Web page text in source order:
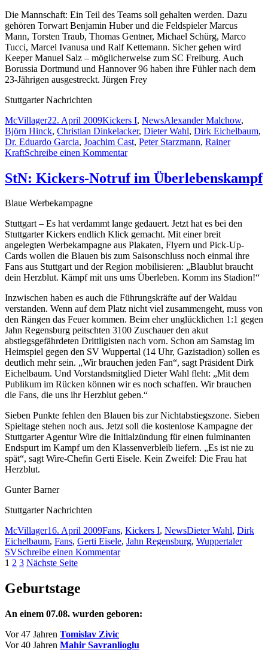
Die Mannschaft: Ein Teil des Teams soll gehalten werden. Dazu
gehören Torwart Benjamin Huber und die Feldspieler Marcus
Mann, Torsten Traub, Thomas Gentner, Michael Schürg, Marco
Tucci, Marcel Ivanusa und Ralf Kettemann. Sicher gehen wird
Keeper Manuel Salz – möglicherweise zum SC Freiburg. Auch
Borussia Dortmund und Hannover 96 haben ihre Fühler nach dem
23-Jährigen ausgestreckt. Jürgen Frey
Stuttgarter Nachrichten
Autor
McVillagerVeröffentlicht
am
22. April 2009Kategorien
Kickers I, NewsSchlagwörter
Alexander Malchow,
Björn Hinck, Christian Dinkelacker, Dieter Wahl, Dirk Eichelbaum,
Dr. Eduardo Garcia, Joachim Cast, Peter Starzmann, Rainer
KraftSchreibe einen Kommentarzu
zum
Stand
die
4.
Liga
StN: Kickers-Notruf im Überlebenskampf
Blaue Werbekampagne
Stuttgart – Es hat verdammt lange gedauert. Jetzt hat es bei den
Stuttgarter Kickers endlich Klick gemacht. Mit einer breit
angelegten Werbekampagne aus Plakaten, Flyern und Pick-Up-
Cards wollen die Blauen bis zum Saisonschluss noch einmal ihre
Fans aus Stuttgart und der Region mobilisieren: „Blaublut braucht
dein Herzblut. Kämpf mit uns ums Überleben. Komm ins Stadion!“
Inzwischen haben es auch die Führungskräfte auf der Waldau
verstanden. Wenn auf dem Platz nicht viel zusammengeht, muss von
den Rängen das Feuer kommen. Beim eher unglücklichen 1:1 gegen
Jahn Regensburg peitschten 3100 Zuschauer den akut
abstiegsgefährdeten Drittligisten nach vorn. Schon am Samstag im
Heimspiel gegen den SV Wuppertal (14 Uhr, Gazistadion) sollen es
deutlich mehr sein. „Wir brauchen jeden Fan“, sagt Präsident Dirk
Eichelbaum. Und Vorstandsmitglied Dieter Wahl fleht: „Mit dem
Publikum im Rücken können wir es noch schaffen. Wir brauchen
die Fans, die uns ihr Herzblut geben.“
Sieben Punkte fehlen den Blauen bis zur Nichtabstiegszone. Sieben
Spieltage stehen noch aus. Jetzt soll die kostenlose Kampagne der
Stuttgarter Agentur Wire die Initialzündung für einen fulminanten
Endspurt im Kampf um den Klassenverbleib liefern. „Es ist nie zu
spät“, sagt Wire-Chefin Gerti Eisele. Kein Zweifel: Die Frau hat
Herzblut.
Gunter Barner
Stuttgarter Nachrichten
Autor
McVillagerVeröffentlicht
am
16. April 2009Kategorien
Fans, Kickers I, NewsSchlagwörter
Dieter Wahl, Dirk
Eichelbaum, Fans, Gerti Eisele, Jahn Regensburg, Wuppertaler
SVSchreibe einen Kommentarzu
Beitragsnavigation
Seite
1 Seite
2 Seite
3 Nächste Seite
Geburtstage
An einem 07.08. wurden geboren:
Vor 47 Jahren Tomislav Zivic
Vor 40 Jahren Mahir Savranlioglu